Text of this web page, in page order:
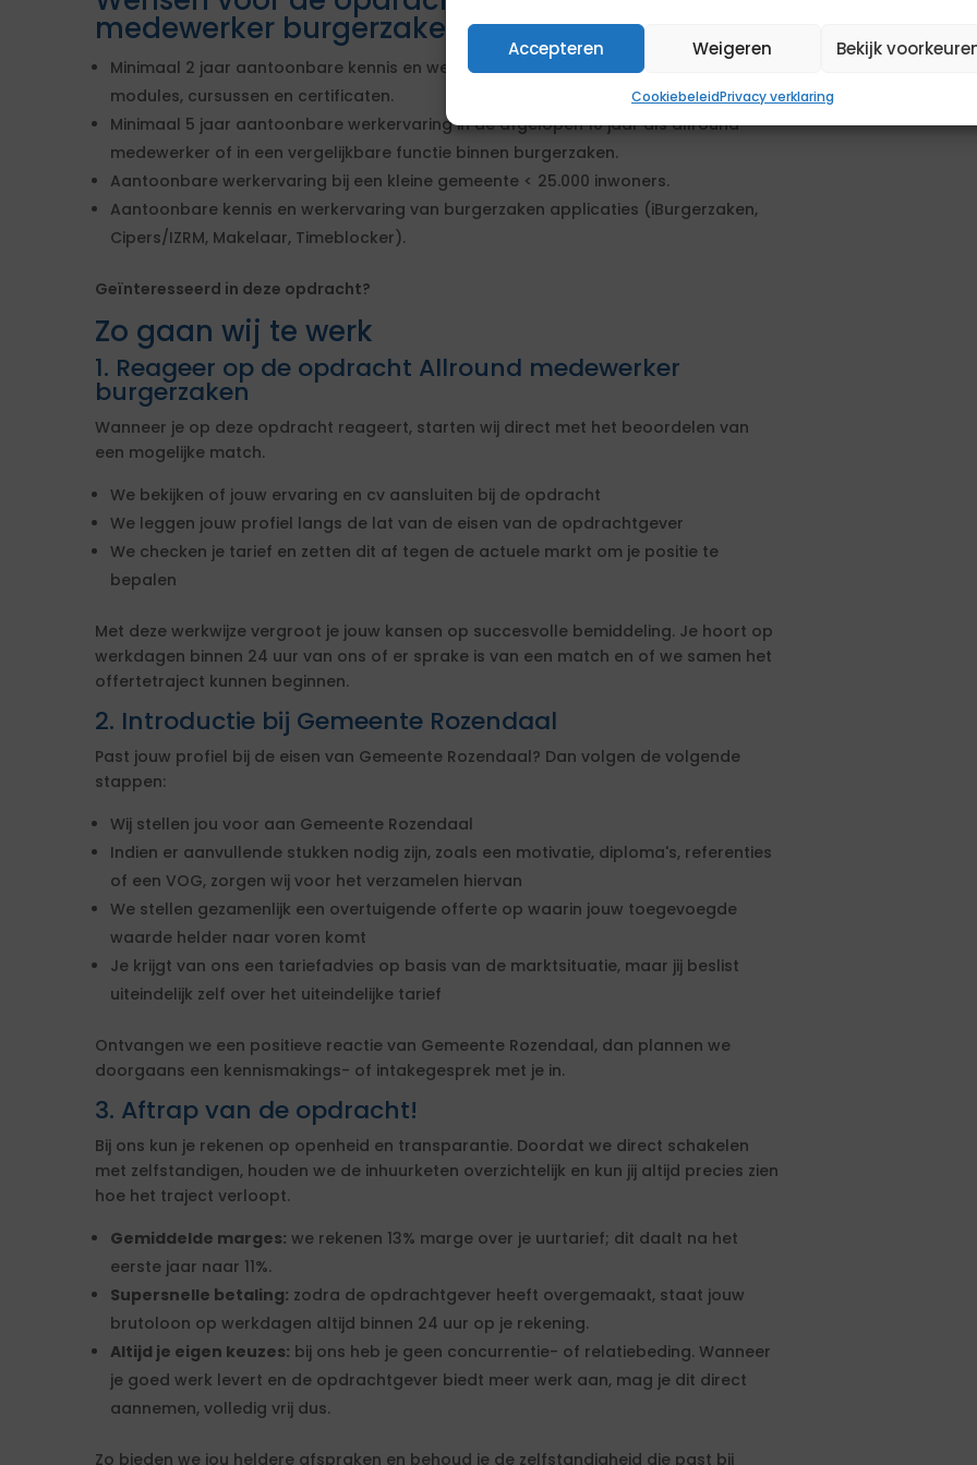
Accepteren Weigeren Bekijk
CookiebeleidPrivacy verklaring
medewerker burgerzaken
Minimaal 2 jaar aantoonbare kennis en werkervaring, opgedaan door vakgerichte
modules, cursussen en certificaten.
Minimaal 5 jaar aantoonbare werkervaring in de afgelopen 10 jaar als allround
medewerker of in een vergelijkbare functie binnen burgerzaken.
Aantoonbare werkervaring bij een kleine gemeente < 25.000 inwoners.
Aantoonbare kennis en werkervaring van burgerzaken applicaties (iBurgerzaken,
Cipers/IZRM, Makelaar, Timeblocker).
Geïnteresseerd in deze opdracht?
Zo gaan wij te werk
1. Reageer op de opdracht Allround medewerker
burgerzaken
Wanneer je op deze opdracht reageert, starten wij direct met het beoordelen van
een mogelijke match.
We bekijken of jouw ervaring en cv aansluiten bij de opdracht
We leggen jouw profiel langs de lat van de eisen van de opdrachtgever
We checken je tarief en zetten dit af tegen de actuele markt om je positie te
bepalen
Met deze werkwijze vergroot je jouw kansen op succesvolle bemiddeling. Je hoort op
werkdagen binnen 24 uur van ons of er sprake is van een match en of we samen het
offertetraject kunnen beginnen.
2. Introductie bij Gemeente Rozendaal
Past jouw profiel bij de eisen van Gemeente Rozendaal? Dan volgen de volgende
stappen:
Wij stellen jou voor aan Gemeente Rozendaal
Indien er aanvullende stukken nodig zijn, zoals een motivatie, diploma's, referenties
of een VOG, zorgen wij voor het verzamelen hiervan
We stellen gezamenlijk een overtuigende offerte op waarin jouw toegevoegde
waarde helder naar voren komt
Je krijgt van ons een tariefadvies op basis van de marktsituatie, maar jij beslist
uiteindelijk zelf over het uiteindelijke tarief
Ontvangen we een positieve reactie van Gemeente Rozendaal, dan plannen we
doorgaans een kennismakings- of intakegesprek met je in.
3. Aftrap van de opdracht!
Bij ons kun je rekenen op openheid en transparantie. Doordat we direct schakelen
met zelfstandigen, houden we de inhuurketen overzichtelijk en kun jij altijd precies zien
hoe het traject verloopt.
Gemiddelde marges: we rekenen 13% marge over je uurtarief; dit daalt na het
eerste jaar naar 11%.
Supersnelle betaling: zodra de opdrachtgever heeft overgemaakt, staat jouw
brutoloon op werkdagen altijd binnen 24 uur op je rekening.
Altijd je eigen keuzes: bij ons heb je geen concurrentie- of relatiebeding. Wanneer
je goed werk levert en de opdrachtgever biedt meer werk aan, mag je dit direct
aannemen, volledig vrij dus.
Zo bieden we jou heldere afspraken en behoud je de zelfstandigheid die past bij